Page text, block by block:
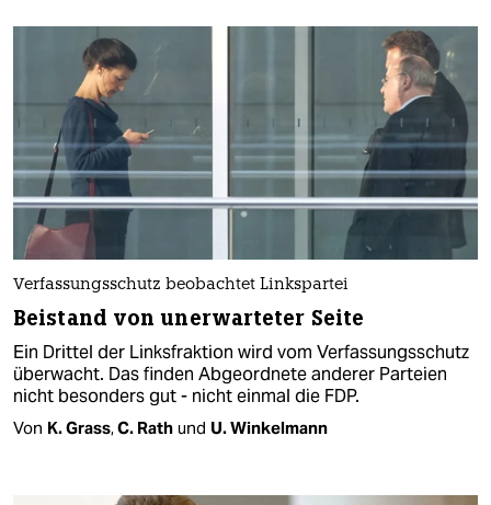
Verfassungsschutz beobachtet Linkspartei
Beistand von unerwarteter Seite
Ein Drittel der Linksfraktion wird vom Verfassungsschutz
überwacht. Das finden Abgeordnete anderer Parteien
nicht besonders gut - nicht einmal die FDP.
Von K. Grass,C. Rath und U. Winkelmann